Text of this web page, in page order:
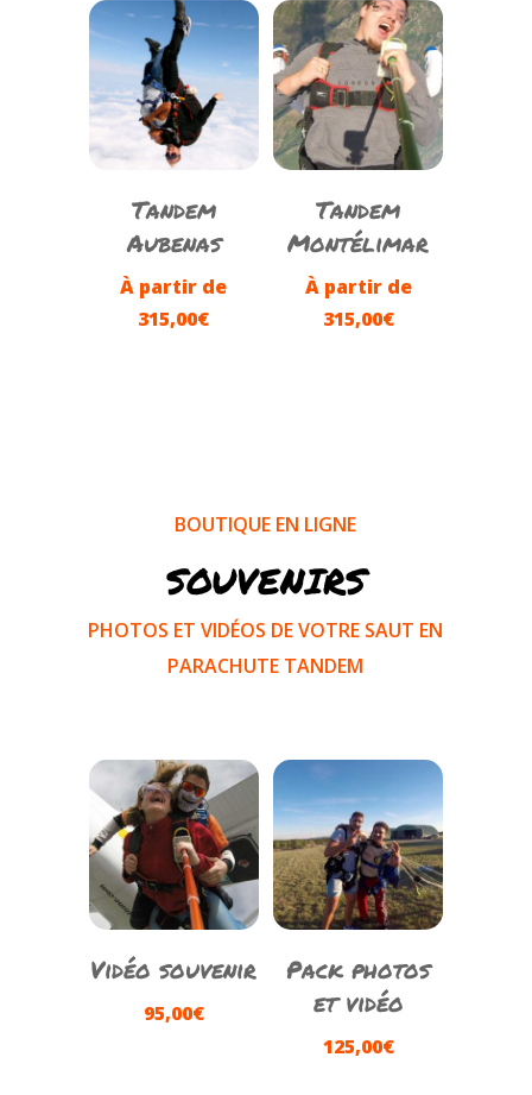
Tandem
Aubenas
À partir de
315,00€
Tandem
Montélimar
À partir de
315,00€
BOUTIQUE EN LIGNE
SOUVENIRS
PHOTOS ET VIDÉOS DE VOTRE SAUT EN
PARACHUTE TANDEM
Vidéo souvenir
95,00€
Pack photos
et vidéo
125,00€